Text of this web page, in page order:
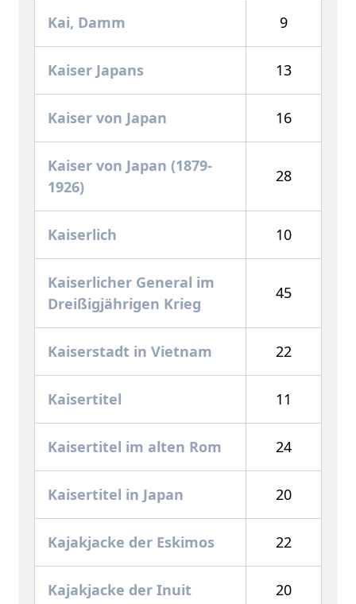
Kai, Damm 9
Kaiser Japans 13
Kaiser von Japan 16
Kaiser von Japan (1879-
1926)
28
Kaiserlich 10
Kaiserlicher General im
Dreißigjährigen Krieg
45
Kaiserstadt in Vietnam 22
Kaisertitel 11
Kaisertitel im alten Rom 24
Kaisertitel in Japan 20
Kajakjacke der Eskimos 22
Kajakjacke der Inuit 20